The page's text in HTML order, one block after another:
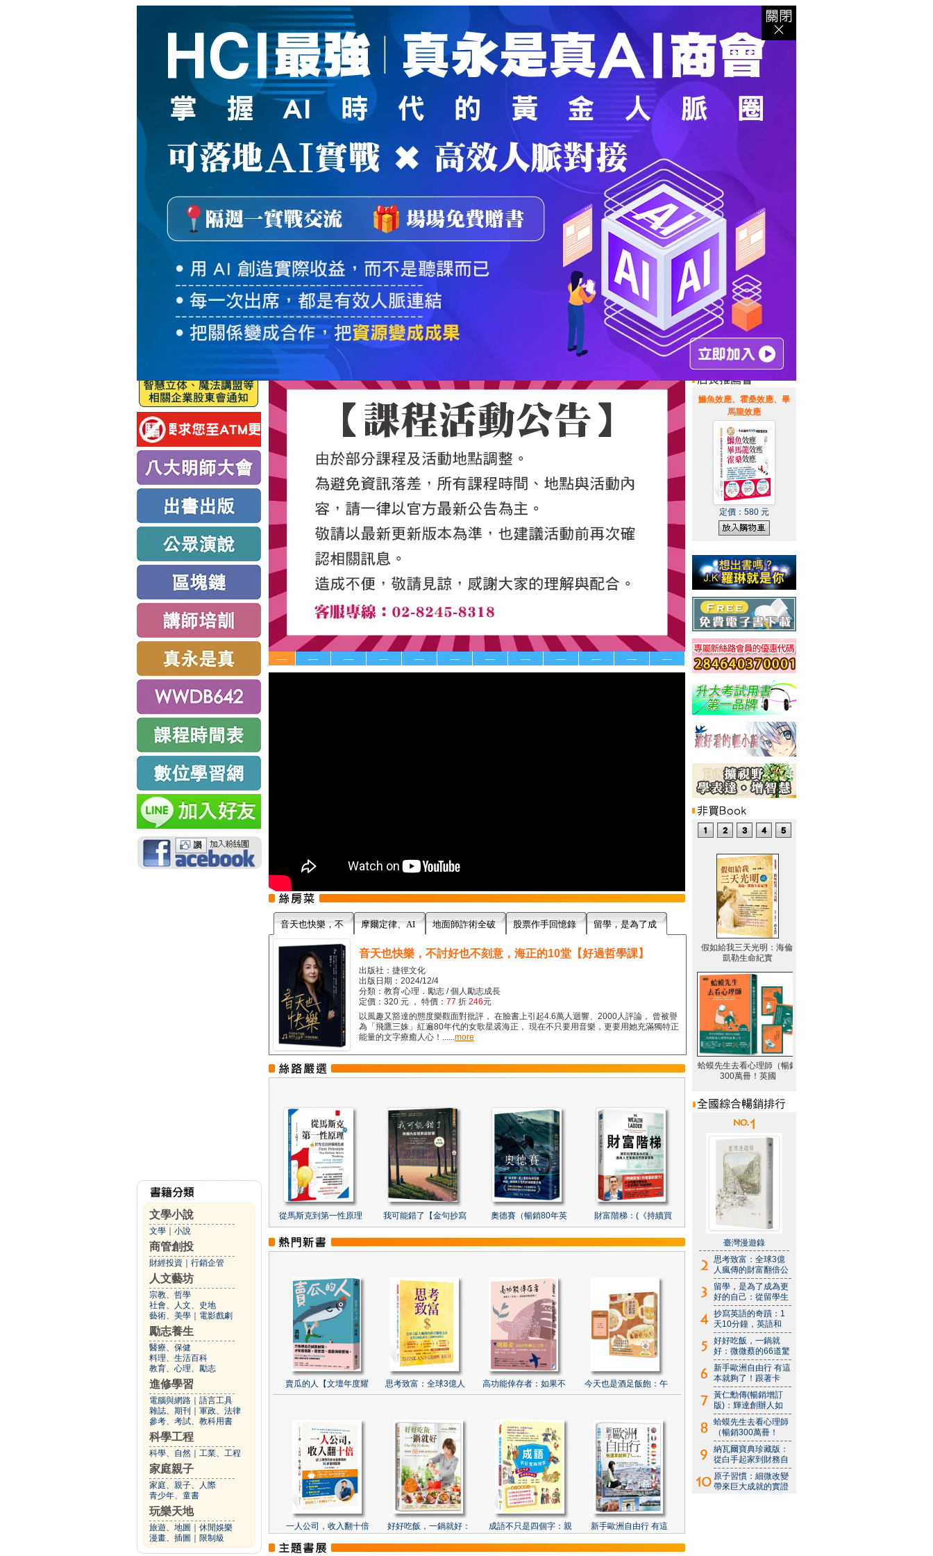
登入｜註冊｜會員中心 結帳
魔法弟子｜自資出版｜電子書 ｜客服中心｜ 智慧型立体會員
國際級品牌課程|優惠通知|霹靂英雄音樂精選|
文學小說
文學 小說
商管創投
財經投資 行銷企管
人文藝坊
宗教、哲學
社會、人文、史地
藝術、美學
電影戲劇
勵志養生
醫療、保健
料理、生活百科
教育、心理、勵志
進修學習
電腦與網路
語言工具
雜誌、期刊
軍政、法律
參考、考試、教科用書
科學工程
科學、自然 工業、工程
家庭親子
家庭、親子、人際
青少年、童書
玩樂天地
旅遊、地圖
休閒娛樂
漫畫、插圖
限制級
— — — — — — — — — — — —
音天也快樂，不 摩爾定律、AI 地面師詐術全破 股票作手回憶錄 留學，是為了成
音天也快樂，不討好也不刻意，海正的10堂【好過哲學課】
出版社：捷徑文化
出版日期：2024/12/4
分類：教育‧心理．勵志 / 個人勵志成長
定價：320 元 ， 特價： 77 折 246元
以風趣又豁達的態度樂觀面對批評， 在臉書上引起4.6萬人迴響、2000人評論， 曾被譽
為「飛鷹三姝」紅遍80年代的女歌星裘海正， 現在不只要用音樂，更要用她充滿獨特正
能量的文字療癒人心！......more
從馬斯克到第一性原理 我可能錯了【金句抄寫 奧德賽（暢銷80年英 財富階梯：(《持續買
賣瓜的人【文壇年度耀 思考致富：全球3億人 高功能倖存者：如果不 今天也是酒足飯飽：午
一人公司，收入翻十倍 好好吃飯，一鍋就好： 成語不只是四個字：親 新手歐洲自由行 有這
鰷魚效應、霍桑效應、畢
馬龍效應
定價： 580 元
臺灣漫遊錄
思考致富：全球3億
人瘋傳的財富翻倍公
留學，是為了成為更
好的自己：從留學生
抄寫英語的奇蹟：1
天10分鐘，英語和
好好吃飯，一鍋就
好：微微蔡的66道驚
新手歐洲自由行 有這
本就夠了！跟著卡
黃仁勳傳(暢銷增訂
版)：輝達創辦人如
蛤蟆先生去看心理師
（暢銷300萬冊！
納瓦爾寶典珍藏版：
從白手起家到財務自
原子習慣：細微改變
帶來巨大成就的實證